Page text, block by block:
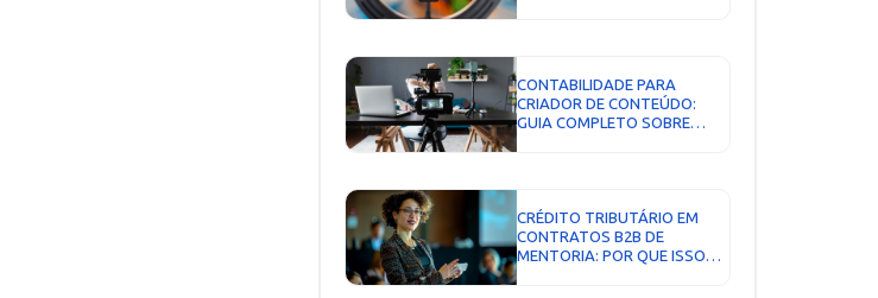
PASSO...
CONTABILIDADE PARA
CRIADOR DE CONTEÚDO:
GUIA COMPLETO SOBRE
IMPOSTOS, CNPJ E COMO
CRÉDITO TRIBUTÁRIO EM
CONTRATOS B2B DE
MENTORIA: POR QUE ISSO
VAI DECIDIR QUEM VOCÊ